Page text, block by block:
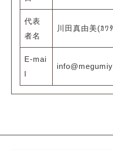
代表
者名
川田真由美(ｶﾜ
E-mai
l